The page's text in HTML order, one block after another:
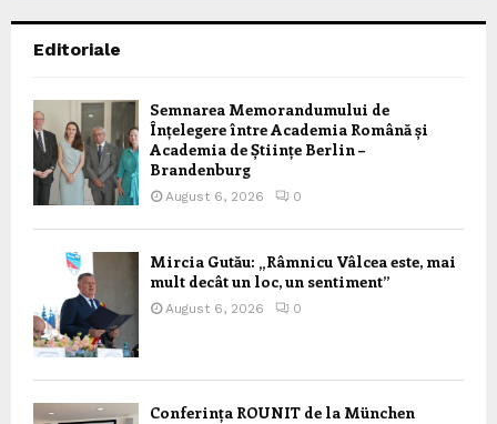
Editoriale
Semnarea Memorandumului de
Înțelegere între Academia Română și
Academia de Științe Berlin –
Brandenburg
August 6, 2026 0
Mircia Gutău: „Râmnicu Vâlcea este, mai
mult decât un loc, un sentiment”
August 6, 2026 0
Conferința ROUNIT de la München